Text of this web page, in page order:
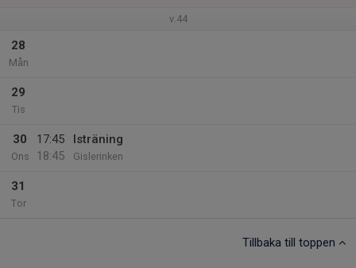
v.44
28
Mån
29
Tis
30
Ons
17:45
18:45
Isträning
Gislerinken
31
Tor
Tillbaka till toppen